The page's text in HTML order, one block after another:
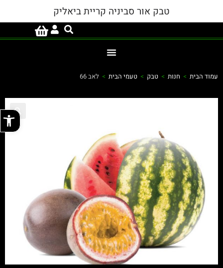
טבק אור סביניה קריית ביאליק
עמוד הבית > חנות > טבק > טעמי הבית > לאב 66